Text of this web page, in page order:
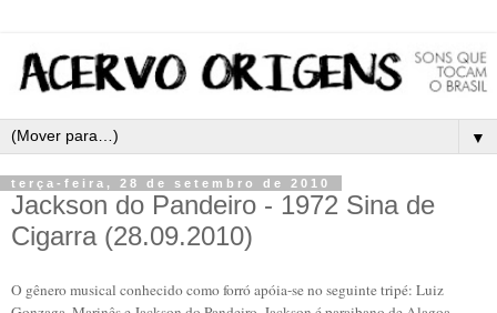
▼
terça-feira, 28 de setembro de 2010
Jackson do Pandeiro - 1972 Sina de
Cigarra (28.09.2010)
O gênero musical conhecido como forró apóia-se no seguinte tripé: Luiz